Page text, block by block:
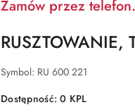
Zamów przez telefon.
RUSZTOWANIE,
Symbol: RU 600 221
Dostępność:0 KPL